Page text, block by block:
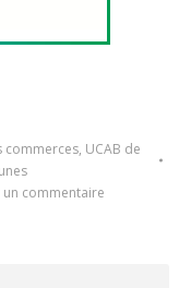
commerces, UCAB de
un commentaire